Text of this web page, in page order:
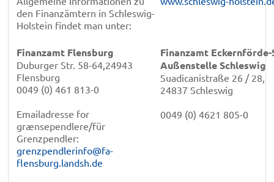
den Finanzämtern in Schleswig-
Holstein findet man unter:
Finanzamt Flensburg
Duburger Str. 58-64,24943
Flensburg
0049 (0) 461 813-0
Emailadresse for
grænsependlere/für
Grenzpendler:
grenzpendlerinfo@fa-
flensburg.landsh.de
Finanzamt
Außenstelle Schleswig
Suadicanistraße 26 / 28,
24837 Schleswig
0049 (0) 4621 805-0